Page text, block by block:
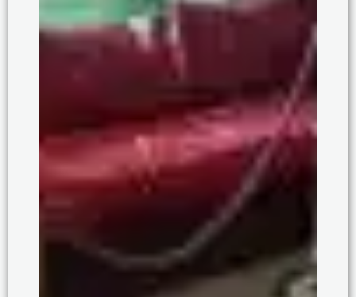
Συρράκο
Ανακαλύψτε την μαγεία